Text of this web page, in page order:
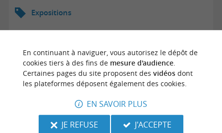
Expositions
En continuant à naviguer, vous autorisez le dépôt de
cookies tiers à des fins de mesure d'audience.
Certaines pages du site proposent des vidéosdont
les plateformes déposent également des cookies.
EN SAVOIR PLUS
JE REFUSE
J'ACCEPTE